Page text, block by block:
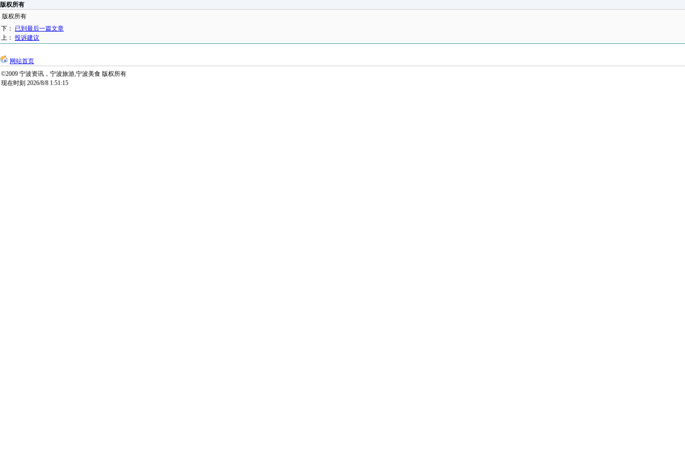
版权所有
版权所有
下： 已到最后一篇文章
上： 投诉建议
网站首页
©2009 宁波资讯，宁波旅游,宁波美食 版权所有
现在时刻 2026/8/8 1:51:15